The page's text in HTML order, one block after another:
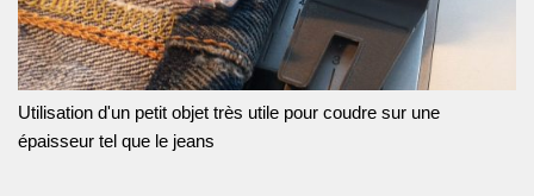
Utilisation d'un petit objet très utile pour coudre sur une
épaisseur tel que le jeans